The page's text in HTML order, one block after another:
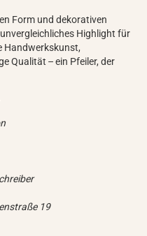
Form und dekorativen
Highlight für
Handwerkskunst,
Qualität – ein Pfeiler, der
19